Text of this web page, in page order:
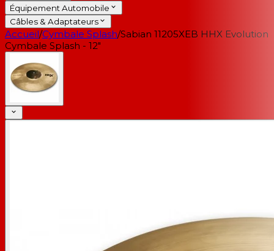
Équipement Automobile
Câbles & Adaptateurs
Accueil/Cymbale Splash/Sabian 11205XEB HHX Evolution
Cymbale Splash - 12"